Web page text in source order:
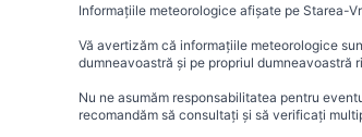
Informațiile meteorologice afișate pe Starea-
Vă avertizăm că informațiile meteorologice
dumneavoastră și pe propriul dumneavoastră
Nu ne asumăm responsabilitatea pentru
recomandăm să consultați și să verificați